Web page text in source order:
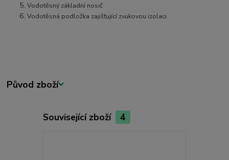
Vodotěsný základní nosič
Vodotěsná podložka zajišťující zvukovou izolaci
Původ zboží
Související zboží 4